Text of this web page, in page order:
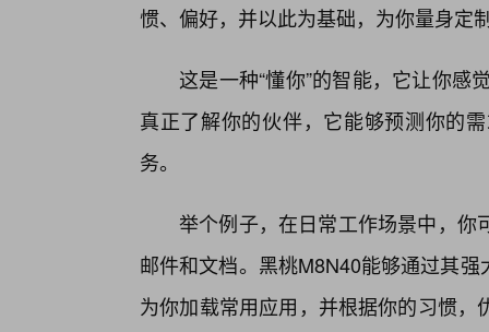
惯、偏好，并以此为基础，为你量身定
这是一种“懂你”的智能，它让你
真正了解你的伙伴，它能够预测你的
务。
举个例子，在日常工作场景中，你
邮件和文档。黑桃M8N40能够通过其
为你加载常用应用，并根据你的习惯